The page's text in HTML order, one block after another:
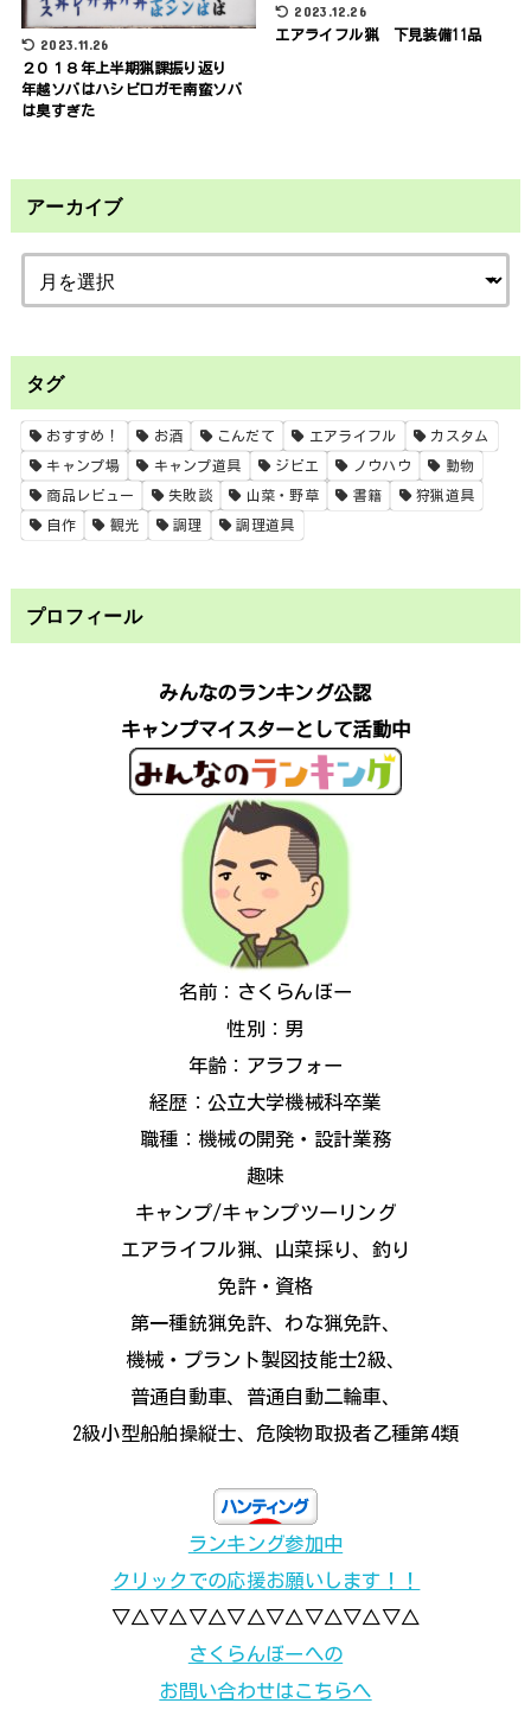
2023.11.26
２０１８年上半期猟課振り返り
年越ソバはハシビロガモ南蛮ソバ
は臭すぎた
2023.12.26
エアライフル猟 下見装備11品
アーカイブ
タグ
おすすめ！ お酒 こんだて エアライフル カスタム
キャンプ場 キャンプ道具 ジビエ ノウハウ 動物
商品レビュー 失敗談 山菜・野草 書籍 狩猟道具
自作 観光 調理 調理道具
プロフィール
みんなのランキング公認
キャンプマイスターとして活動中
名前：さくらんぼー
性別：男
年齢：アラフォー
経歴：公立大学機械科卒業
職種：機械の開発・設計業務
趣味
キャンプ/キャンプツーリング
エアライフル猟、山菜採り、釣り
免許・資格
第一種銃猟免許、わな猟免許、
機械・プラント製図技能士2級、
普通自動車、普通自動二輪車、
2級小型船舶操縦士、危険物取扱者乙種第4類
ランキング参加中
クリックでの応援お願いします！！
▽△▽△▽△▽△▽△▽△▽△▽△
さくらんぼーへの
お問い合わせはこちらへ